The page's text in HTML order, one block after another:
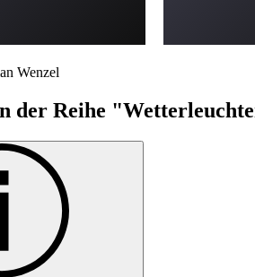
Wenzel
der Reihe